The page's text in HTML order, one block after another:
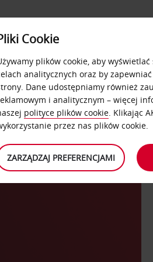
USŁUGI
Cookie
plików cookie, aby
analitycznych oraz by
Dane udostępniamy również
i analitycznym – więcej
polityce plików cookie. Klikając
przez nas plików cookie.
ZARZĄDZAJ PREFERENCJAMI